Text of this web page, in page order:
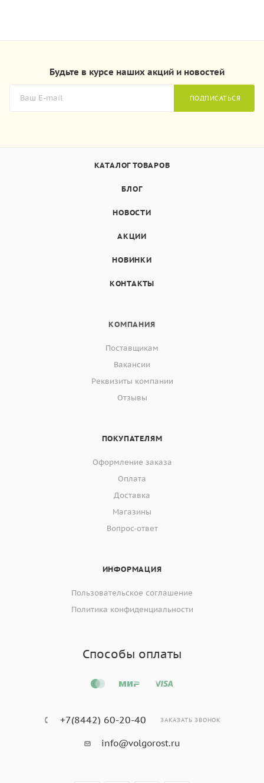
Будьте в курсе наших акций и новостей
ПОДПИСАТЬСЯ
КАТАЛОГ ТОВАРОВ
БЛОГ
НОВОСТИ
АКЦИИ
НОВИНКИ
КОНТАКТЫ
КОМПАНИЯ
Поставщикам
Вакансии
Реквизиты компании
Отзывы
ПОКУПАТЕЛЯМ
Оформление заказа
Оплата
Доставка
Магазины
Вопрос-ответ
ИНФОРМАЦИЯ
Пользовательское соглашение
Политика конфиденциальности
Способы оплаты
+7(8442) 60-20-40 ЗАКАЗАТЬ ЗВОНОК
info@volgorost.ru